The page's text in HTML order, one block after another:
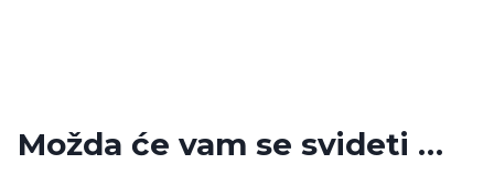
Možda će vam se svideti …